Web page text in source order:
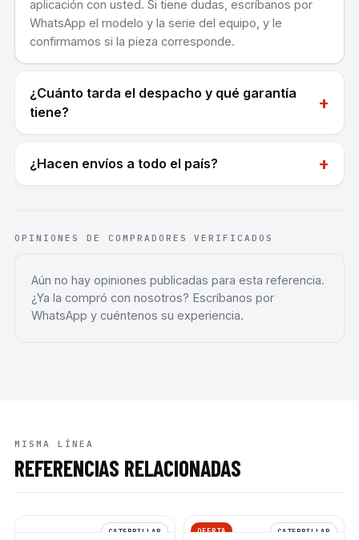
aplicación con usted. Si tiene dudas, escríbanos por
WhatsApp el modelo y la serie del equipo, y le
confirmamos si la pieza corresponde.
¿Cuánto tarda el despacho y qué garantía
tiene?
+
¿Hacen envíos a todo el país? +
OPINIONES DE COMPRADORES VERIFICADOS
Aún no hay opiniones publicadas para esta referencia.
¿Ya la compró con nosotros? Escríbanos por
WhatsApp y cuéntenos su experiencia.
MISMA LÍNEA
REFERENCIAS RELACIONADAS
CATERPILLAR OFERTA CATERPILLAR